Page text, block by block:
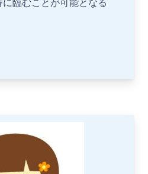
臨むことが可能となる